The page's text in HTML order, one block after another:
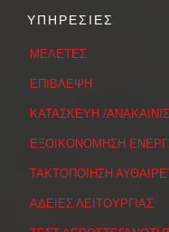
ΥΠΗΡΕΣΙΕΣ
ΜΕΛΕΤΕΣ
ΕΠΙΒΛΕΨΗ
ΚΑΤΑΣΚΕΥΗ /
ΕΞΟΙΚΟΝΟΜΗΣΗ
ΤΑΚΤΟΠΟΙΗΣΗ
ΑΔΕΙΕΣ ΛΕΙΤΟΥΡΓΙΑΣ